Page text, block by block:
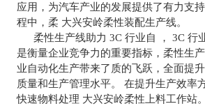
应用，为汽车产业的发展提供了有力支
程中，柔 大兴安岭柔性装配生产线。
柔性生产线助力 3C 行业自 ， 3C 行
是衡量企业竞争力的重要指标，柔性生
业自动化生产带来了质的飞跃，全面提
质量和生产管理水平。 在提升生产效率
快速物料处理 大兴安岭柔性上料工作站。